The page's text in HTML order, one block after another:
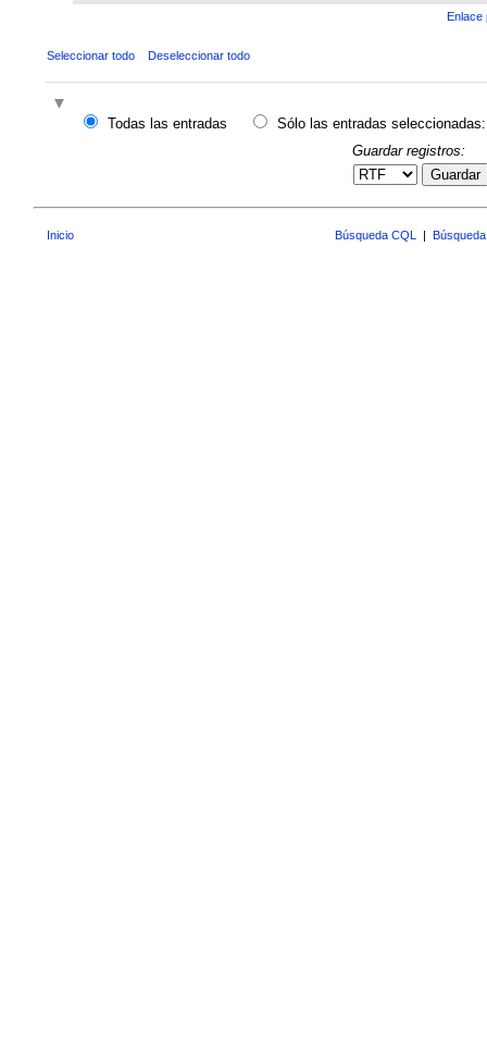
Enlace
Seleccionar todo Deseleccionar todo
Todas las entradas
Sólo las entradas seleccionadas:
Guardar registros:
Guardar
Inicio Búsqueda CQL